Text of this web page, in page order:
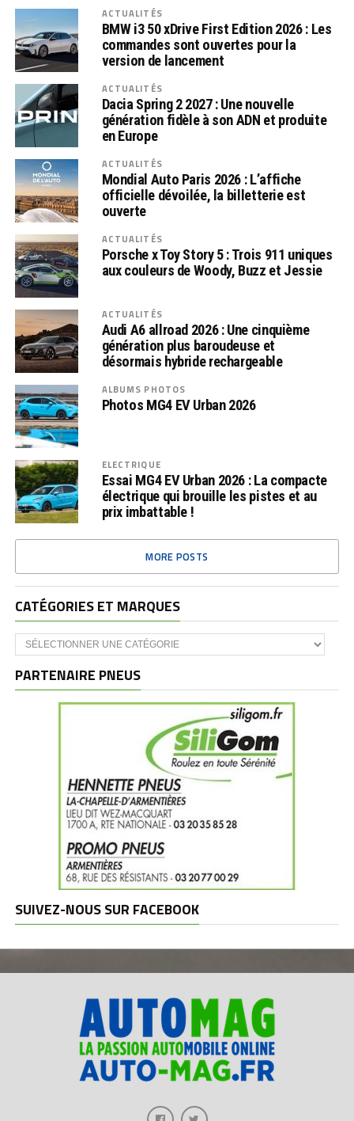
ACTUALITÉS
BMW i3 50 xDrive First Edition 2026 : Les
commandes sont ouvertes pour la
version de lancement
ACTUALITÉS
Dacia Spring 2 2027 : Une nouvelle
génération fidèle à son ADN et produite
en Europe
ACTUALITÉS
Mondial Auto Paris 2026 : L’affiche
officielle dévoilée, la billetterie est
ouverte
ACTUALITÉS
Porsche x Toy Story 5 : Trois 911 uniques
aux couleurs de Woody, Buzz et Jessie
ACTUALITÉS
Audi A6 allroad 2026 : Une cinquième
génération plus baroudeuse et
désormais hybride rechargeable
ALBUMS PHOTOS
Photos MG4 EV Urban 2026
ELECTRIQUE
Essai MG4 EV Urban 2026 : La compacte
électrique qui brouille les pistes et au
prix imbattable !
MORE POSTS
CATÉGORIES ET MARQUES
Catégories
et
PARTENAIRE PNEUS
SUIVEZ-NOUS SUR FACEBOOK